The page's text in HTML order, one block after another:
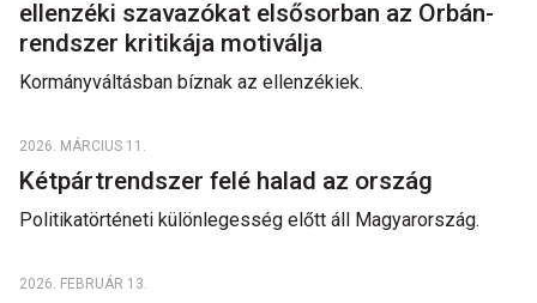
ellenzéki szavazókat elsősorban az Orbán-
rendszer kritikája motiválja
Kormányváltásban bíznak az ellenzékiek.
2026. MÁRCIUS 11.
Kétpártrendszer felé halad az ország
Politikatörténeti különlegesség előtt áll Magyarország.
2026. FEBRUÁR 13.